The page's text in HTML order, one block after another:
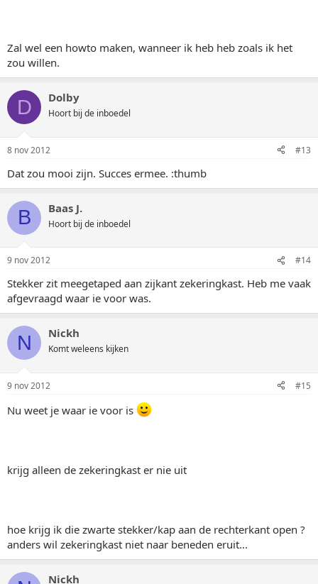
Zal wel een howto maken, wanneer ik heb heb zoals ik het
zou willen.
D Dolby
Hoort bij de inboedel
8 nov 2012 #13
Dat zou mooi zijn. Succes ermee. :thumb
B Baas J.
Hoort bij de inboedel
9 nov 2012 #14
Stekker zit meegetaped aan zijkant zekeringkast. Heb me vaak
afgevraagd waar ie voor was.
N Nickh
Komt weleens kijken
9 nov 2012 #15
Nu weet je waar ie voor is
krijg alleen de zekeringkast er nie uit
hoe krijg ik die zwarte stekker/kap aan de rechterkant open ?
anders wil zekeringkast niet naar beneden eruit...
Nickh